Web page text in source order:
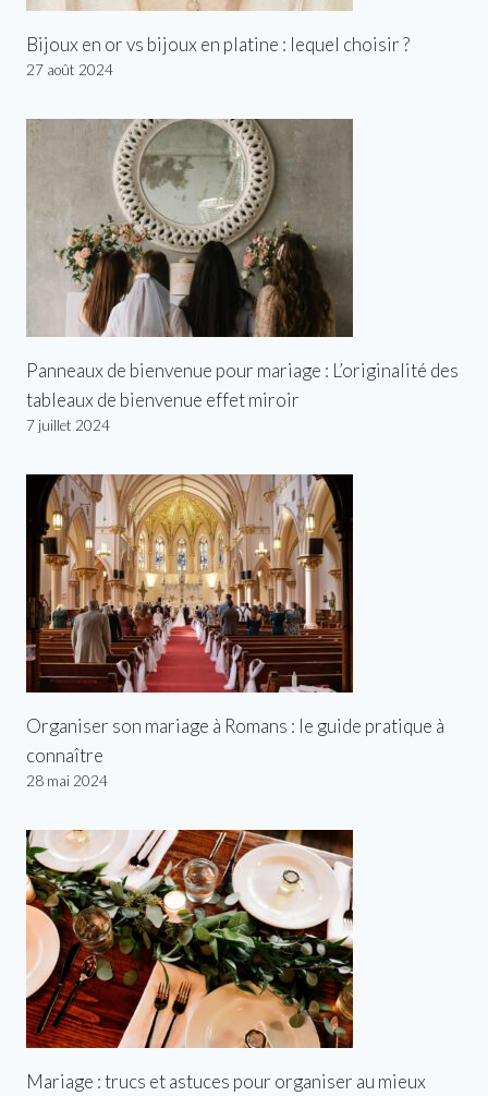
Bijoux en or vs bijoux en platine : lequel choisir ?
27 août 2024
Panneaux de bienvenue pour mariage : L’originalité des
tableaux de bienvenue effet miroir
7 juillet 2024
Organiser son mariage à Romans : le guide pratique à
connaître
28 mai 2024
Mariage : trucs et astuces pour organiser au mieux